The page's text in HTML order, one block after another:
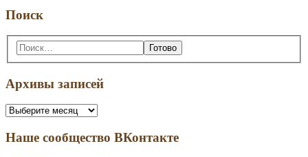
Поиск
Поиск:
Архивы записей
Архивы
Наше сообщество ВКонтакте